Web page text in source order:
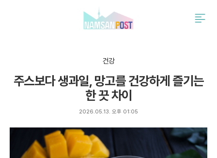
주
뉴
펼
건강
주스보다 생과일, 망고를 건강하게 즐기는
한 끗 차이
2026.05.13. 오후 01:05